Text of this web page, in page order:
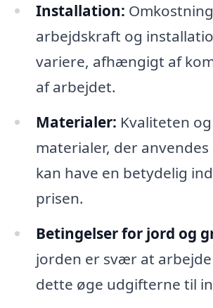
Installation:
arbejdskraft og
variere, afhængigt af
af arbejdet.
Materialer: Kvaliteten
materialer, der
kan have en betydelig
prisen.
Betingelser for jord og
jorden er svær at
dette øge udgifterne til